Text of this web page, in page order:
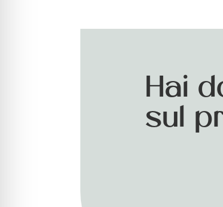
Hai
sul